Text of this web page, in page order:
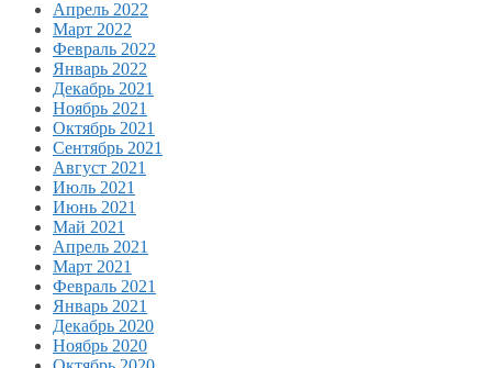
Апрель 2022
Март 2022
Февраль 2022
Январь 2022
Декабрь 2021
Ноябрь 2021
Октябрь 2021
Сентябрь 2021
Август 2021
Июль 2021
Июнь 2021
Май 2021
Апрель 2021
Март 2021
Февраль 2021
Январь 2021
Декабрь 2020
Ноябрь 2020